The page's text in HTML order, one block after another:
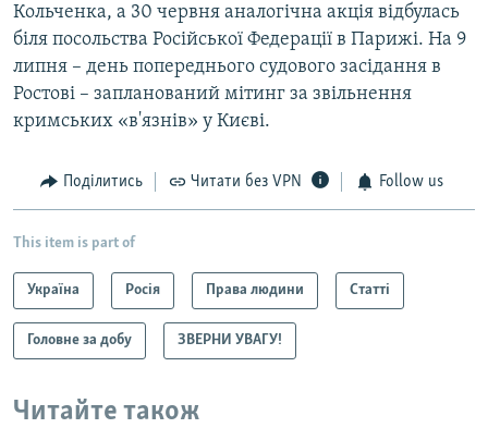
Кольченка, а 30 червня аналогічна акція відбулась
біля посольства Російської Федерації в Парижі. На 9
липня – день попереднього судового засідання в
Ростові – запланований мітинг за звільнення
кримських «в'язнів» у Києві.
Поділитись Читати без VPN Follow us
This item is part of
Україна Росія Права людини Статті
Головне за добу ЗВЕРНИ УВАГУ!
Читайте також